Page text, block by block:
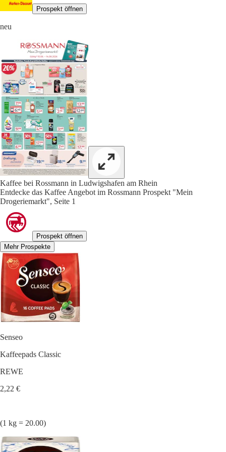
Prospekt öffnen
neu
Kaffee bei Rossmann in Ludwigshafen am Rhein
Entdecke das Kaffee Angebot im Rossmann Prospekt "Mein
Drogeriemarkt", Seite 1
Prospekt öffnen
Mehr Prospekte
Senseo
Kaffeepads Classic
REWE
2,22 €
(1 kg = 20.00)